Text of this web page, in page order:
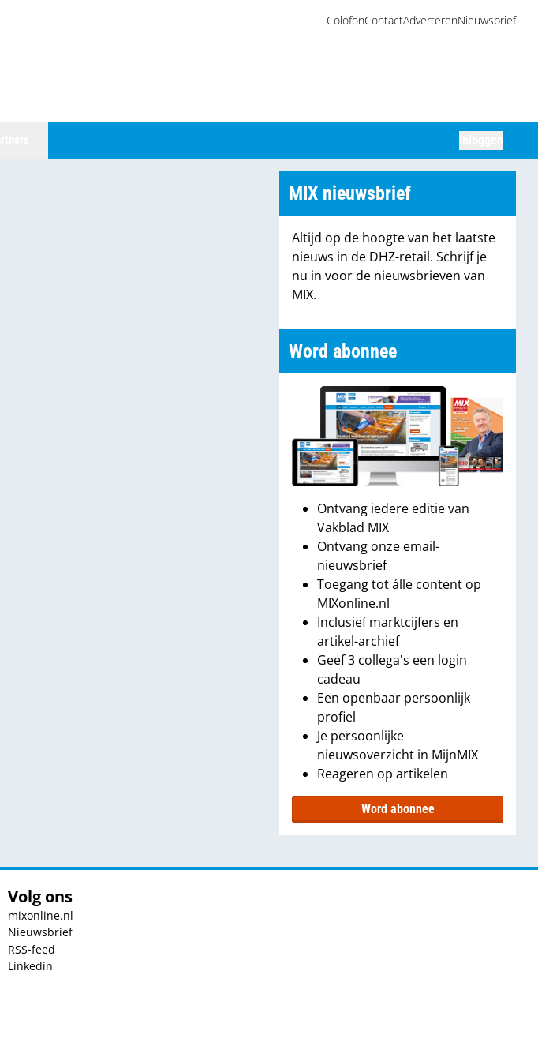
ColofonContactAdverterenNieuwsbrief
MIX nieuwsbrief
Altijd op de hoogte van het laatste
nieuws in de DHZ-retail. Schrijf je
nu in voor de nieuwsbrieven van
MIX.
Word abonnee
Ontvang iedere editie van
Vakblad MIX
Ontvang onze email-
nieuwsbrief
Toegang tot álle content op
MIXonline.nl
Inclusief marktcijfers en
artikel-archief
Geef 3 collega's een login
cadeau
Een openbaar persoonlijk
profiel
Je persoonlijke
nieuwsoverzicht in MijnMIX
Reageren op artikelen
Word abonnee
Volg ons
mixonline.nl
Nieuwsbrief
RSS-feed
Linkedin